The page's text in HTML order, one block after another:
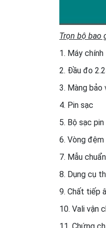
Trọn bộ bao
1. Máy chính
2. Đầu đo
3. Màng bảo
4. Pin sạc
5. Bộ sạc
6. Vòng đệm
7. Mẫu
8. Dụng cụ
9. Chất tiếp
10. Vali vận